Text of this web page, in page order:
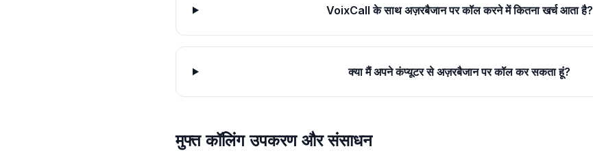
VoixCall के साथ अज़रबैजान पर कॉल करने में कितना खर्च आता है?
क्या मैं अपने कंप्यूटर से अज़रबैजान पर कॉल कर सकता हूं?
मुफ्त कॉलिंग उपकरण और संसाधन